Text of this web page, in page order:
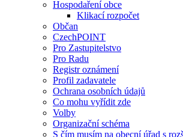
Hospodaření obce
Klikací rozpočet
Občan
CzechPOINT
Pro Zastupitelstvo
Pro Radu
Registr oznámení
Profil zadavatele
Ochrana osobních údajů
Co mohu vyřídit zde
Volby
Organizační schéma
S čím musím na obecní úřad s